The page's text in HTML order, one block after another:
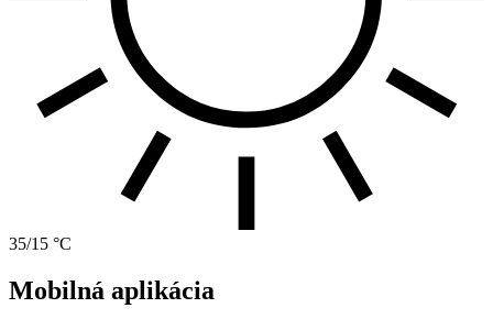
35/15 °C
Mobilná aplikácia